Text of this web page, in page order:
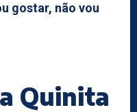
gostar, não vou
Quinita